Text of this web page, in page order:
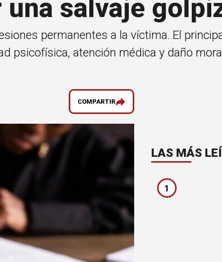
salvaje
permanentes a la víctima. El
psicofísica, atención médica y daño
COMPARTIR
LAS MÁS
1